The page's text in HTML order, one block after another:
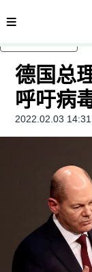
内容分类
德国总
呼吁病
2022.02.03